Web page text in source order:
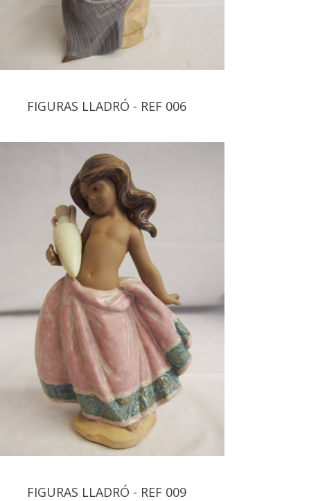
FIGURAS LLADRÓ - REF 006
FIGURAS LLADRÓ - REF 009